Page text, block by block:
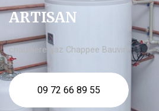
ARTISAN
chaudière gaz Chappee Bauvin
09 72 66 89 55